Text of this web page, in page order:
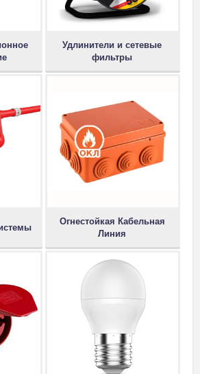
Удлинители и сетевые
фильтры
Огнестойкая Кабельная
Линия